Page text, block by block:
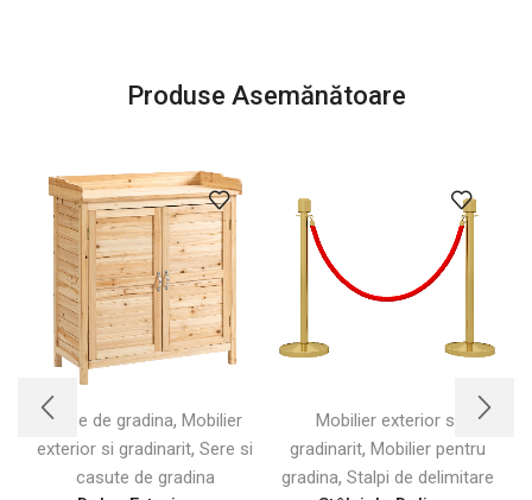
Produse Asemănătoare
Case de gradina, Mobilier
exterior si gradinarit, Sere si
casute de gradina
Mobilier exterior si
gradinarit, Mobilier pentru
gradina, Stalpi de delimitare